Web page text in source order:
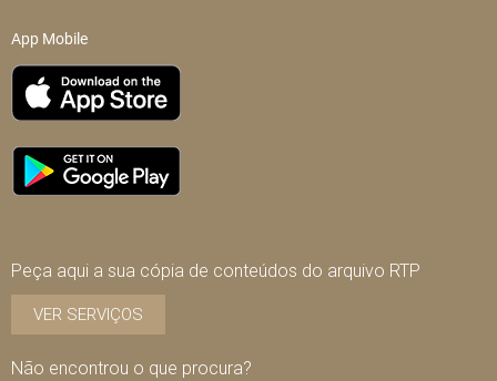
App Mobile
Peça aqui a sua cópia de conteúdos do arquivo RTP
VER SERVIÇOS
Não encontrou o que procura?